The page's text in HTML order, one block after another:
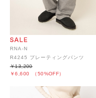
RNA-N
R4245 プレーティングパンツ
￥6,600 （50%OFF）
￥13,200